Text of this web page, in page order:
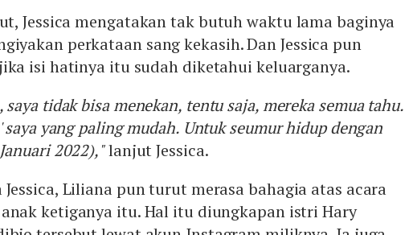
Jessica mengatakan tak butuh waktu lama baginya
perkataan sang kekasih. Dan Jessica pun
isi hatinya itu sudah diketahui keluarganya.
saya tidak bisa menekan, tentu saja, mereka semua tahu.
yang paling mudah. Untuk seumur hidup dengan
2022),"lanjut Jessica.
Jessica, Liliana pun turut merasa bahagia atas acara
ketiganya itu. Hal itu diungkapan istri Hary